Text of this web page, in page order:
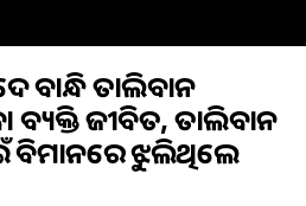
ବାନ୍ଧି ତାଲିବାନ
ବ୍ୟକ୍ତି ଜୀବିତ, ତାଲିବାନ
ବିମାନରେ ଝୁଲିଥିଲେ